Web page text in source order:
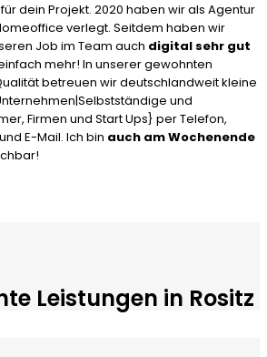
dein Projekt. 2020 haben wir als Agentur
verlegt. Seitdem haben wir
Job im Team auch digital sehr gut
mehr! In unserer gewohnten
betreuen wir deutschlandweit kleine
und
Firmen und Start Ups} per Telefon,
E-Mail. Ich bin auch am Wochenende
Leistungen in Rositz